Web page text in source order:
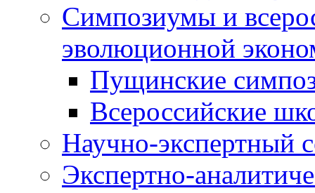
Симпозиумы и
эволюционной
Пущинские
Всероссийские
Научно-экспертный
Экспертно-